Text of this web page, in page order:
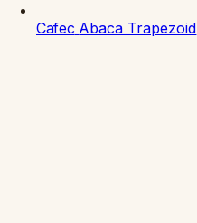
Cafec Abaca Trapezoid